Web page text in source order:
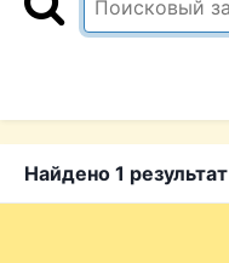
Найдено 1 результат